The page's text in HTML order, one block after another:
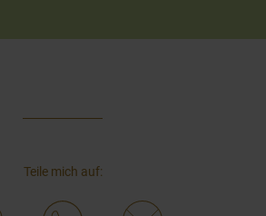
Teile mich auf: